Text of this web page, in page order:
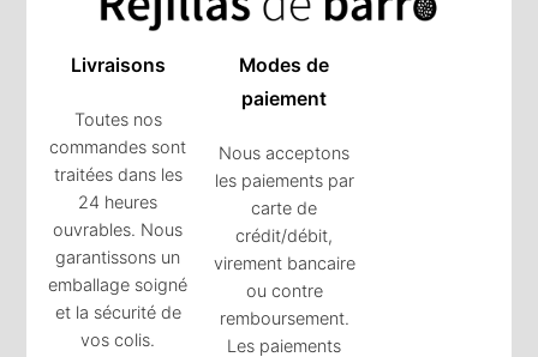
Livraisons
Toutes nos
commandes sont
traitées dans les
24 heures
ouvrables. Nous
garantissons un
emballage soigné
et la sécurité de
vos colis.
Modes de
paiement
Nous acceptons
les paiements par
carte de
crédit/débit,
virement bancaire
ou contre
remboursement.
Les paiements